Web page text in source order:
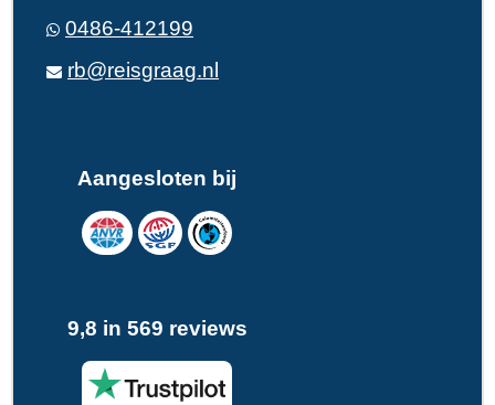
0486-412199
rb@reisgraag.nl
Aangesloten bij
9,8 in 569 reviews